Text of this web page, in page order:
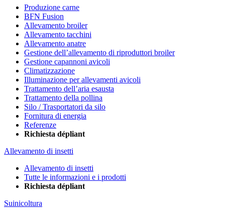
Produzione carne
BFN Fusion
Allevamento broiler
Allevamento tacchini
Allevamento anatre
Gestione dell’allevamento di riproduttori broiler
Gestione capannoni avicoli
Climatizzazione
Illuminazione per allevamenti avicoli
Trattamento dell’aria esausta
Trattamento della pollina
Silo / Trasportatori da silo
Fornitura di energia
Referenze
Richiesta dépliant
Allevamento di insetti
Allevamento di insetti
Tutte le informazioni e i prodotti
Richiesta dépliant
Suinicoltura